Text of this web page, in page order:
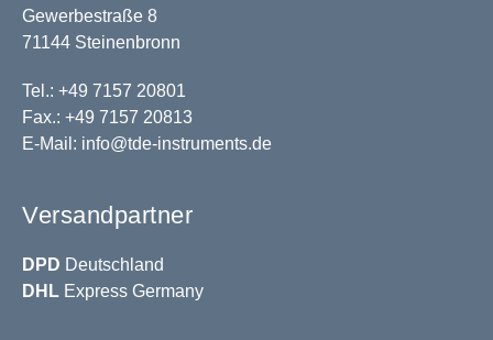
Gewerbestraße 8
71144 Steinenbronn
Tel.: +49 7157 20801
Fax.: +49 7157 20813
E-Mail: info@tde-instruments.de
Versandpartner
DPD Deutschland
DHL Express Germany